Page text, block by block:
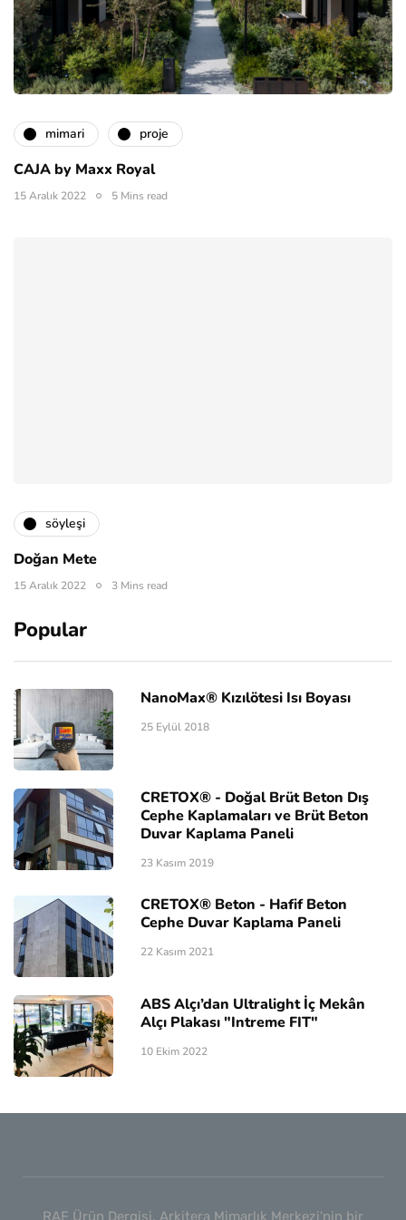
mimari proje
CAJA by Maxx Royal
15 Aralık 2022 5 Mins read
söyleşi
Doğan Mete
15 Aralık 2022 3 Mins read
Popular
NanoMax® Kızılötesi Isı Boyası
25 Eylül 2018
CRETOX® - Doğal Brüt Beton Dış
Cephe Kaplamaları ve Brüt Beton
Duvar Kaplama Paneli
23 Kasım 2019
CRETOX® Beton - Hafif Beton
Cephe Duvar Kaplama Paneli
22 Kasım 2021
ABS Alçı’dan Ultralight İç Mekân
Alçı Plakası "Intreme FIT"
10 Ekim 2022
RAF Ürün Dergisi, Arkitera Mimarlık Merkezi'nin bir